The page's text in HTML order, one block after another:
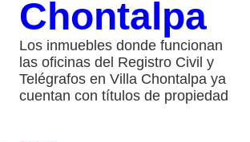
Chontalpa
Los inmuebles donde funcionan
las oficinas del Registro Civil y
Telégrafos en Villa Chontalpa ya
cuentan con títulos de propiedad